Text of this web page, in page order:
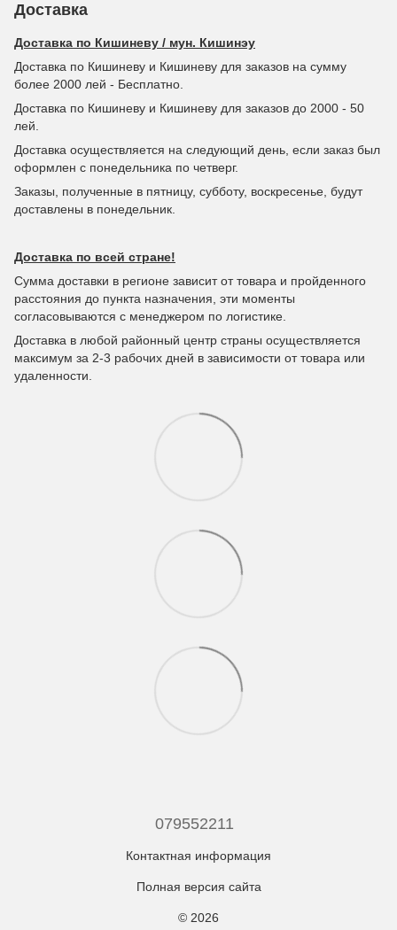
Доставка
Доставка по Кишиневу / мун. Кишинэу
Доставка по Кишиневу и Кишиневу для заказов на сумму
более 2000 лей - Бесплатно.
Доставка по Кишиневу и Кишиневу для заказов до 2000 - 50
лей.
Доставка осуществляется на следующий день, если заказ был
оформлен с понедельника по четверг.
Заказы, полученные в пятницу, субботу, воскресенье, будут
доставлены в понедельник.
Доставка по всей стране!
Сумма доставки в регионе зависит от товара и пройденного
расстояния до пункта назначения, эти моменты
согласовываются с менеджером по логистике.
Доставка в любой районный центр страны осуществляется
максимум за 2-3 рабочих дней в зависимости от товара или
удаленности.
079552211
Контактная информация
Полная версия сайта
© 2026